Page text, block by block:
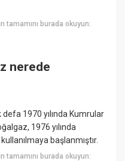
tamamını burada okuyun:
nerede
1970 yılında Kumrular
1976 yılında
başlanmıştır.
tamamını burada okuyun: